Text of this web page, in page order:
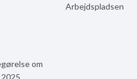
om
Arbejdspladsen